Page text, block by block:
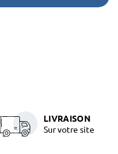
LIVRAISON
Sur votre site